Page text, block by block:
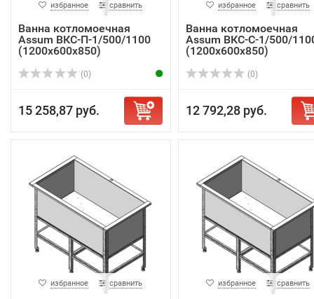
избранное сравнить
Ванна котломоечная
Assum ВКС-П-1/500/1100
(1200х600х850)
(0)
15 258,87 руб.
избранное сравнить
Ванна котломоечная
Assum ВКС-С-1/500/
(1200х600х850)
(0)
12 792,28 руб.
избранное сравнить избранное сравнить